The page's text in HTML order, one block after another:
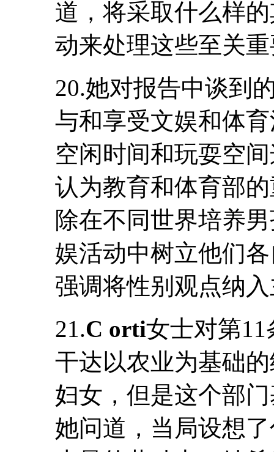
道，将采取什么样
动来处理这些至关
20.她对报告中谈到
与和享受文娱和体
空闲时间和玩耍空
认为教育和体育部
除在不同世界培养
娱活动中树立他们
强调将性别观点纳
21.C orti女士对第
干达以农业为基础
妇女，但是这个部
她问道，当局设想